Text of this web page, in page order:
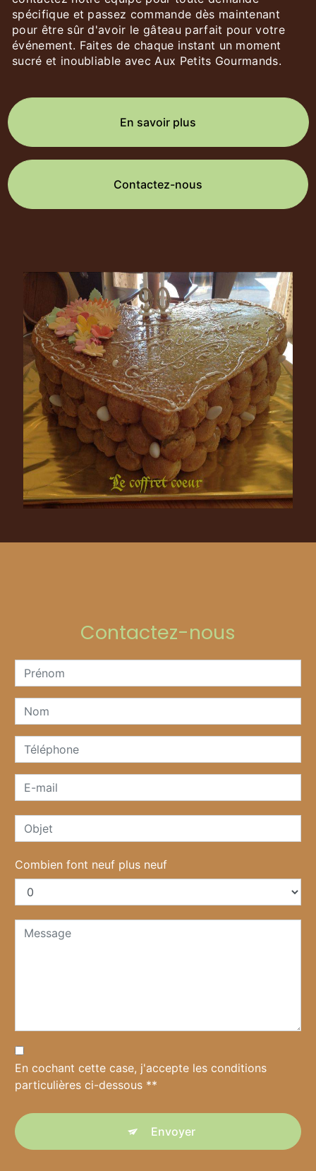
spécifique et passez commande dès maintenant
pour être sûr d'avoir le gâteau parfait pour votre
événement. Faites de chaque instant un moment
sucré et inoubliable avec Aux Petits Gourmands.
En savoir plus
Contactez-nous
Contactez-nous
Combien font neuf plus neuf
En cochant cette case, j'accepte les conditions
particulières ci-dessous **
Envoyer